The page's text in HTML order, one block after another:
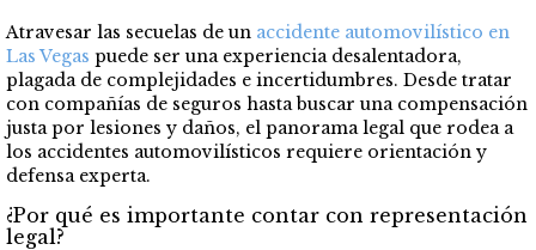
Atravesar las secuelas de un accidente automovilístico en
Las Vegas puede ser una experiencia desalentadora,
plagada de complejidades e incertidumbres. Desde tratar
con compañías de seguros hasta buscar una compensación
justa por lesiones y daños, el panorama legal que rodea a
los accidentes automovilísticos requiere orientación y
defensa experta.
¿Por qué es importante contar con representación
legal?